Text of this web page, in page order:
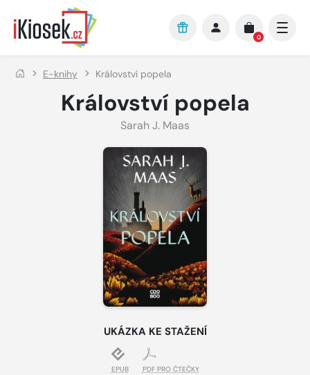
Přejít na hlavní obsah
0
E-knihy Království popela
Království popela
Sarah J. Maas
UKÁZKA KE STAŽENÍ
EPUB PDF PRO ČTEČKY